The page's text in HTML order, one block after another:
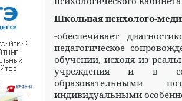
Школьная психолого-
-обеспечивает
педагогическое
обучении, исходя из
учреждения и в
образовательными
индивидуальными